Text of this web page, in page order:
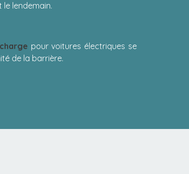
lendemain.
pour voitures électriques se
de la barrière.